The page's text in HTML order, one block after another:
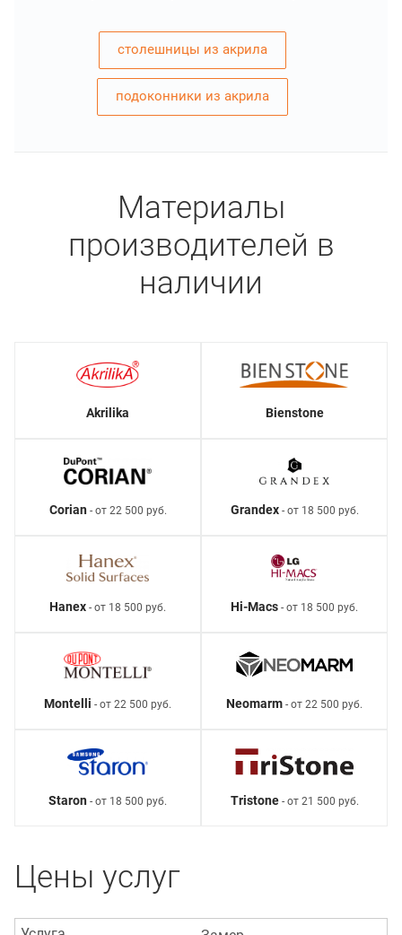
столешницы из акрила
подоконники из акрила
Материалы
производителей в
наличии
Akrilika Bienstone
Corian- от 22 500 руб. Grandex- от 18 500 руб.
Hanex - от 18 500 руб. Hi-Macs - от 18 500 руб.
Montelli - от 22 500 руб. Neomarm - от 22 500 руб.
Staron - от 18 500 руб. Tristone- от 21 500 руб.
Цены услуг